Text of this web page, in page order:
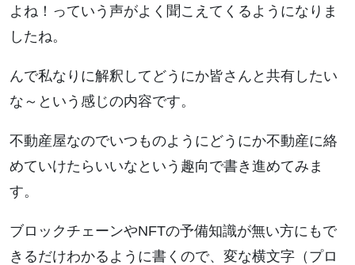
よね！っていう声がよく聞こえてくるようになりま
したね。
んで私なりに解釈してどうにか皆さんと共有したい
な～という感じの内容です。
不動産屋なのでいつものようにどうにか不動産に絡
めていけたらいいなという趣向で書き進めてみま
す。
ブロックチェーンやNFTの予備知識が無い方にもで
きるだけわかるように書くので、変な横文字（プロ